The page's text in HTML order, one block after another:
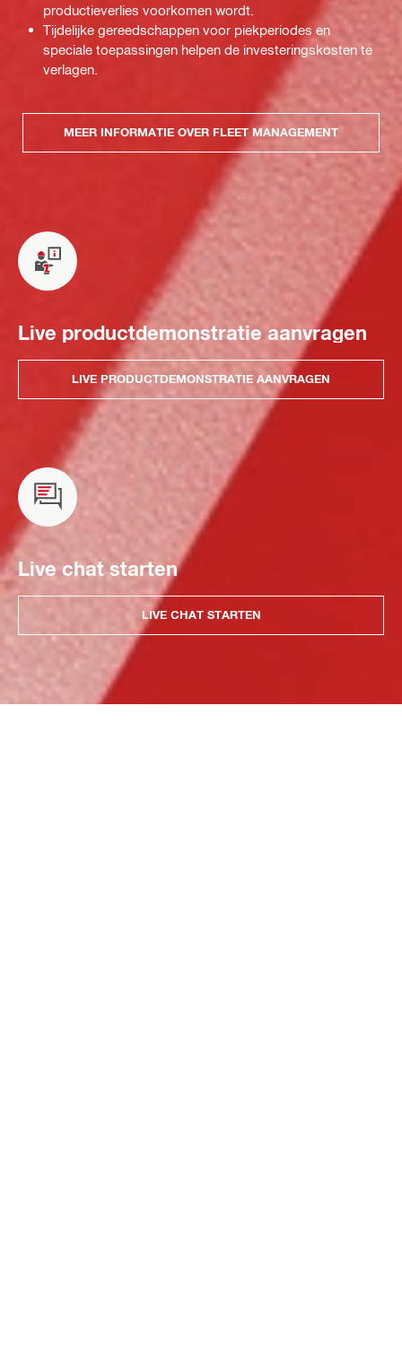
productieverlies voorkomen wordt.
Tijdelijke gereedschappen voor piekperiodes en
speciale toepassingen helpen de investeringskosten te
verlagen.
MEER INFORMATIE OVER FLEET MANAGEMENT
Live productdemonstratie aanvragen
LIVE PRODUCTDEMONSTRATIE AANVRAGEN
Live chat starten
LIVE CHAT STARTEN